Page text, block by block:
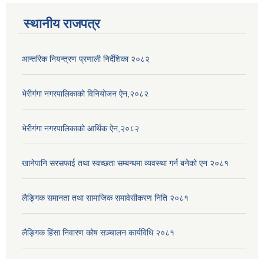
स्थानीय राजपत्र
आन्तरिक नियन्त्रण प्रणाली निर्देशिका २०८२
भेरीगंगा नगरपालिकाको विनियोजन ऐन,२०८२
भेरीगंगा नगरपालिकाको आर्थिक ऐन,२०८२
खानेपानि सरसफाई तथा स्वच्छता सम्बन्धमा व्यवस्था गर्न बनेको एन २०८१
लैङ्गिक समानता तथा सामाजिक समावेसीकरण निति २०८१
लैङ्गिक हिंसा निवारण कोष सञ्चालन कार्यविधि २०८१